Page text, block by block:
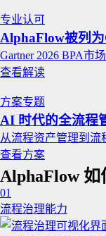
专业认可
AlphaFlow被列
Gartner 2026 BPA市
查看解读
方案专题
AI 时代的全流程
从流程资产管理到流
查看方案
AlphaFlow
01
流程治理能力